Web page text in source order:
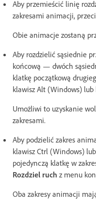
Aby przemieścić linię
zakresami animacji,
Obie animacje zostaną
Aby rozdzielić sąsiednie
końcową — dwóch
klatkę początkową
klawisz Alt (Windows)
Umożliwi to uzyskanie
zakresami.
Aby podzielić zakres
klawisz Ctrl (Windows)
pojedynczą klatkę w
Rozdziel ruch z menu
Oba zakresy animacji